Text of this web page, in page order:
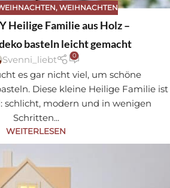
, WEIHNACHTEN
Heilige Familie aus Holz –
basteln leicht gemacht
Svenni_liebt 0
es gar nicht viel, um schöne
Diese kleine Heilige Familie ist
schlicht, modern und in wenigen
Schritten...
WEITERLESEN